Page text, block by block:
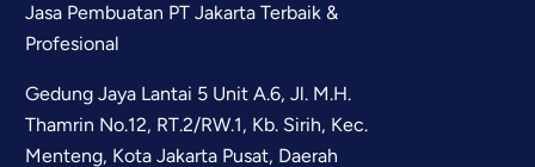
Jasa Pembuatan PT Jakarta Terbaik &
Profesional
Gedung Jaya Lantai 5 Unit A.6, Jl. M.H.
Thamrin No.12, RT.2/RW.1, Kb. Sirih, Kec.
Menteng, Kota Jakarta Pusat, Daerah